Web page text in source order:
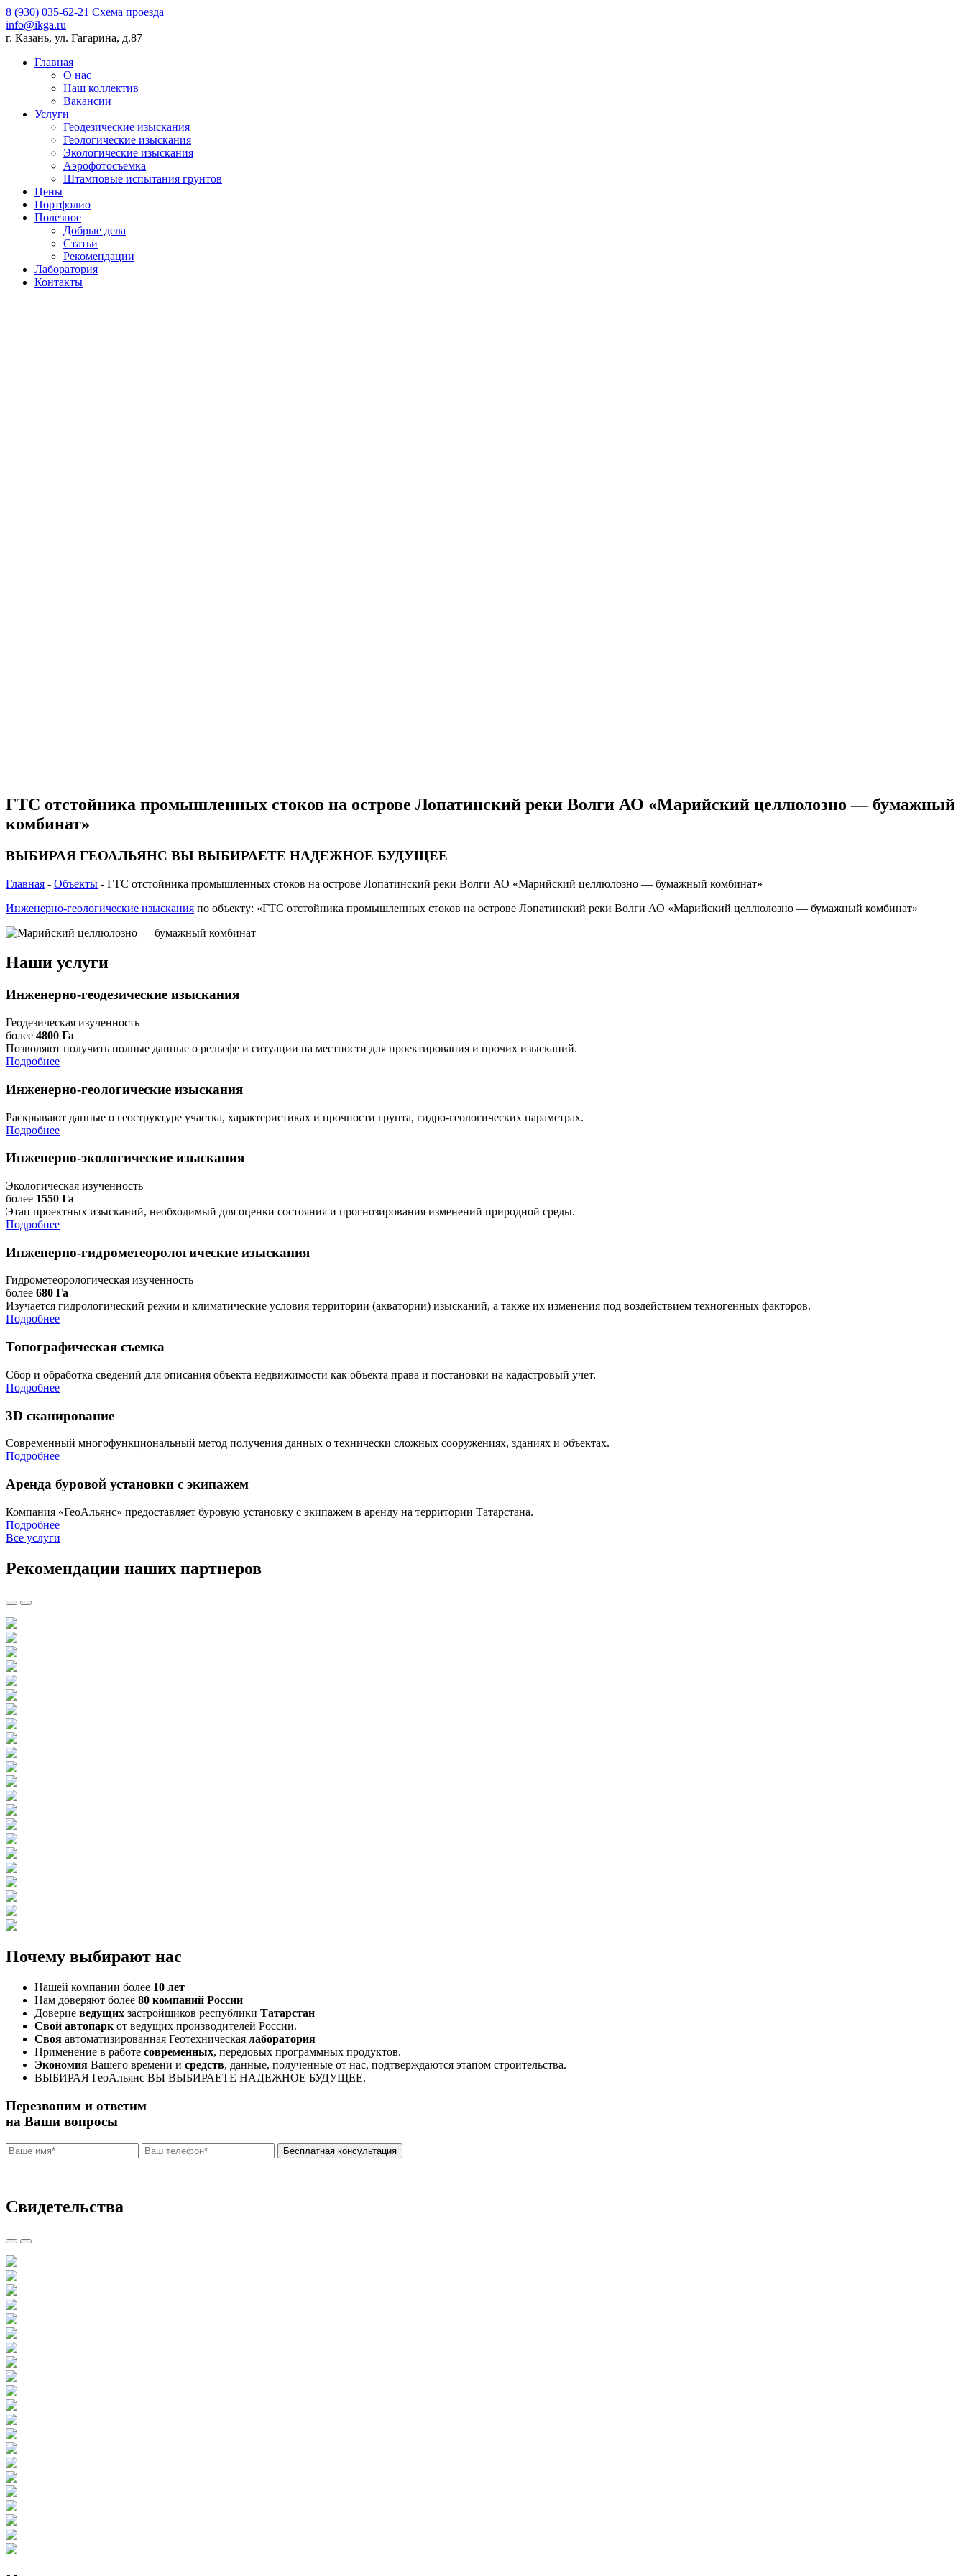
8 (930) 035-62-21 Схема проезда
info@ikga.ru
г. Казань, ул. Гагарина, д.87
Главная
О нас
Наш коллектив
Вакансии
Услуги
Геодезические изыскания
Геологические изыскания
Экологические изыскания
Аэрофотосъемка
Штамповые испытания грунтов
Цены
Портфолио
Полезное
Добрые дела
Статьи
Рекомендации
Лаборатория
Контакты
ГТС отстойника промышленных стоков на острове Лопатинский реки Волги АО «Марийский целлюлозно — бумажный
комбинат»
ВЫБИРАЯ ГЕОАЛЬЯНС ВЫ ВЫБИРАЕТЕ НАДЕЖНОЕ БУДУЩЕЕ
Главная - Объекты - ГТС отстойника промышленных стоков на острове Лопатинский реки Волги АО «Марийский целлюлозно — бумажный комбинат»
Инженерно-геологические изыскания по объекту: «ГТС отстойника промышленных стоков на острове Лопатинский реки Волги АО «Марийский целлюлозно — бумажный комбинат»
Наши услуги
Инженерно-геодезические изыскания
Геодезическая изученность
более 4800 Га
Позволяют получить полные данные о рельефе и ситуации на местности для проектирования и прочих изысканий.
Подробнее
Инженерно-геологические изыскания
Раскрывают данные о геоструктуре участка, характеристиках и прочности грунта, гидро-геологических параметрах.
Подробнее
Инженерно-экологические изыскания
Экологическая изученность
более 1550 Га
Этап проектных изысканий, необходимый для оценки состояния и прогнозирования изменений природной среды.
Подробнее
Инженерно-гидрометеорологические изыскания
Гидрометеорологическая изученность
более 680 Га
Изучается гидрологический режим и климатические условия территории (акватории) изысканий, а также их изменения под воздействием техногенных факторов.
Подробнее
Топографическая съемка
Сбор и обработка сведений для описания объекта недвижимости как объекта права и постановки на кадастровый учет.
Подробнее
3D сканирование
Современный многофункциональный метод получения данных о технически сложных сооружениях, зданиях и объектах.
Подробнее
Аренда буровой установки с экипажем
Компания «ГеоАльянс» предоставляет буровую установку с экипажем в аренду на территории Татарстана.
Подробнее
Все услуги
Рекомендации наших партнеров
Почему выбирают нас
Нашей компании более 10 лет
Нам доверяют более 80 компаний России
Доверие ведущих застройщиков республики Татарстан
Свой автопарк от ведущих производителей России.
Своя автоматизированная Геотехническая лаборатория
Применение в работе современных, передовых программных продуктов.
Экономия Вашего времени и средств, данные, полученные от нас, подтверждаются этапом строительства.
ВЫБИРАЯ ГеоАльянс ВЫ ВЫБИРАЕТЕ НАДЕЖНОЕ БУДУЩЕЕ.
Перезвоним и ответим
на Ваши вопросы
Свидетельства